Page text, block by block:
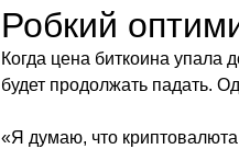
Робкий
Когда цена биткоина упала
будет продолжать падать.
«Я думаю, что криптовалюта